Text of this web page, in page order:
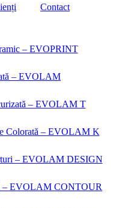
Contact
– EVOPRINT
– EVOLAM
– EVOLAM T
Colorată – EVOLAM K
– EVOLAM DESIGN
– EVOLAM CONTOUR